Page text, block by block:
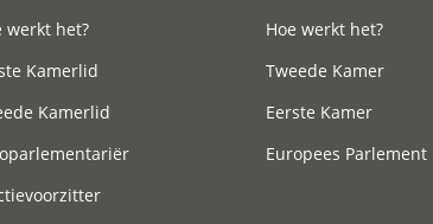
werkt het?
Kamerlid
Kamerlid
Hoe werkt het?
Tweede Kamer
Eerste Kamer
Europees Parlement